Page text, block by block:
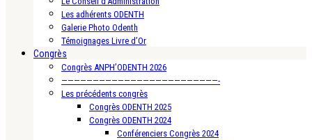
Les adhérents ODENTH
Galerie Photo Odenth
Témoignages Livre d’Or
Congrès
Congrès ANPH’ODENTH 2026
—————————————————————————-
Les précédents congrès
Congrès ODENTH 2025
Congrès ODENTH 2024
Conférenciers Congrès 2024